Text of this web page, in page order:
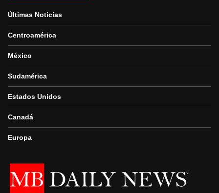
Últimas Noticias
Centroamérica
México
Sudamérica
Estados Unidos
Canadá
Europa